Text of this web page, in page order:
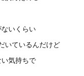
いくらい
いているんだけど
気持ちで